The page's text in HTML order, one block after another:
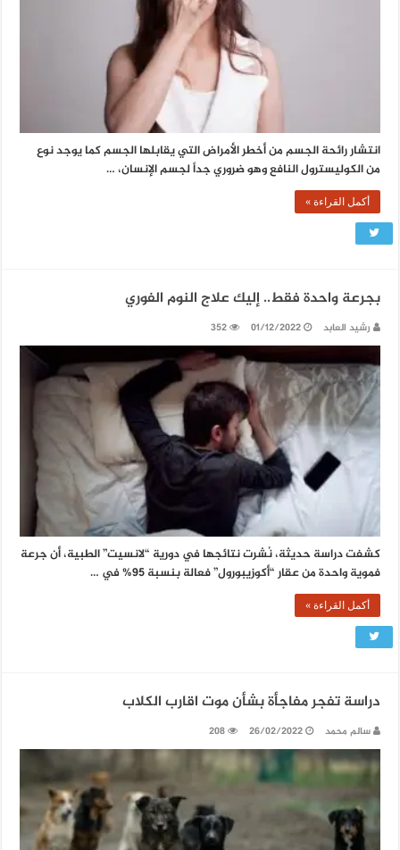
انتشار رائحة الجسم من أخطر الأمراض التي يقابلها الجسم كما يوجد نوع
من الكوليسترول النافع وهو ضروري جداً لجسم الإنسان، …
أكمل القراءة »
بجرعة واحدة فقط.. إليك علاج النوم الفوري
رشيد العابد 01/12/2022
352
كشفت دراسة حديثة، نُشرت نتائجها في دورية “لانسيت” الطبية، أن جرعة
فموية واحدة من عقار “أكوزيبورول” فعالة بنسبة 95% في …
أكمل القراءة »
دراسة تفجر مفاجأة بشأن موت اقارب الكلاب
سالم محمد 26/02/2022
208